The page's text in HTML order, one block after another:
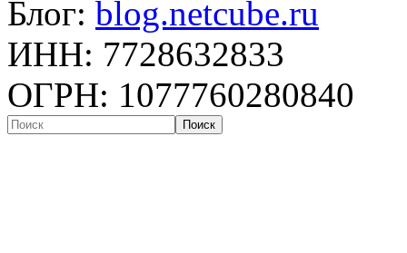
Блог: blog.netcube.ru
ИНН: 7728632833
ОГРН: 1077760280840